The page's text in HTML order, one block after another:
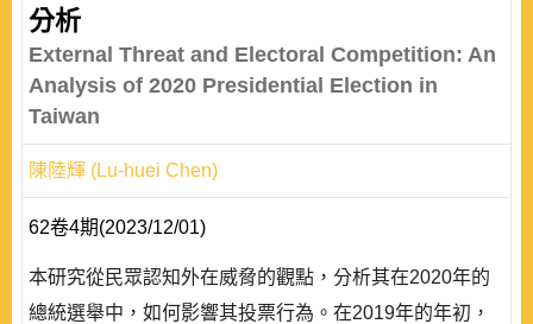
分析
External Threat and Electoral Competition: An
Analysis of 2020 Presidential Election in
Taiwan
陳陸輝 (Lu-huei Chen)
62卷4期(2023/12/01)
本研究從民眾認知外在威脅的觀點，分析其在2020年的
總統選舉中，如何影響其投票行為。在2019年的年初，